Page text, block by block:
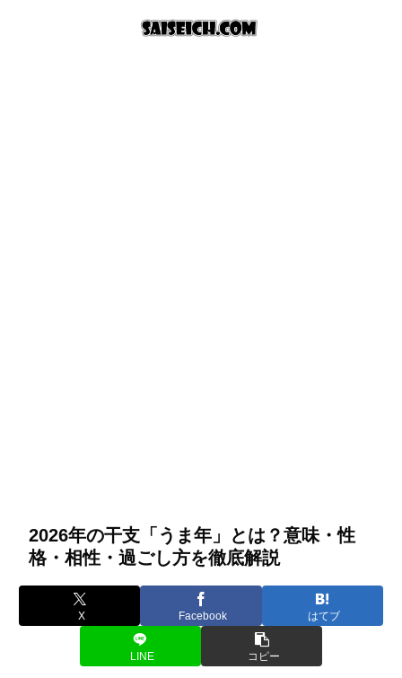
2026年の干支「うま年」とは？意味・性
格・相性・過ごし方を徹底解説
X Facebook はてブ
LINE コピー